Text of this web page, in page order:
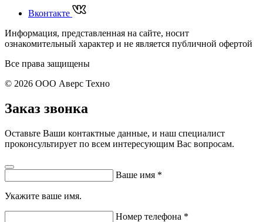
Вконтакте
Информация, представленная на сайте, носит
ознакомительный характер и не является публичной офертой
Все права защищены
© 2026 ООО Аверс Техно
Заказ звонка
Оставьте Ваши контактные данные, и наш специалист
проконсультирует по всем интересующим Вас вопросам.
Ваше имя *
Укажите ваше имя.
Номер телефона *